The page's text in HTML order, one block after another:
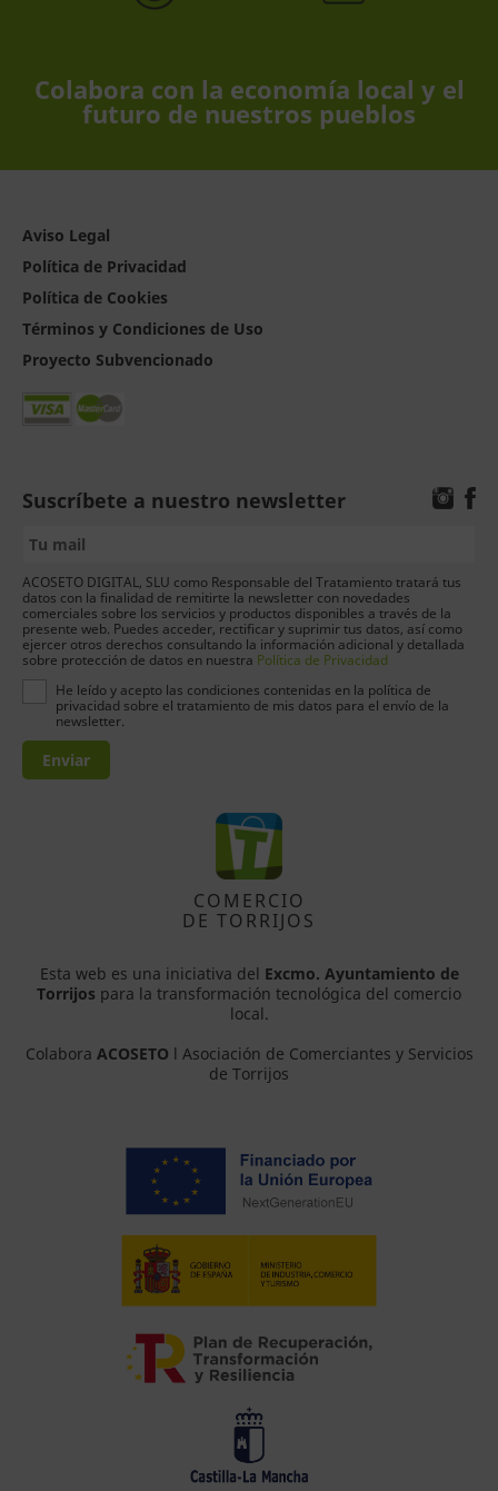
Colabora con la economía local y el
futuro de nuestros pueblos
Aviso Legal
Política de Privacidad
Política de Cookies
Términos y Condiciones de Uso
Proyecto Subvencionado
Suscríbete a nuestro newsletter
ACOSETO DIGITAL, SLU como Responsable del Tratamiento tratará tus
datos con la finalidad de remitirte la newsletter con novedades
comerciales sobre los servicios y productos disponibles a través de la
presente web. Puedes acceder, rectificar y suprimir tus datos, así como
ejercer otros derechos consultando la información adicional y detallada
sobre protección de datos en nuestra Política de Privacidad
He leído y acepto las condiciones contenidas en la política de
privacidad sobre el tratamiento de mis datos para el envío de la
newsletter.
Enviar
COMERCIO
DE TORRIJOS
Esta web es una iniciativa del Excmo. Ayuntamiento de
Torrijos para la transformación tecnológica del comercio
local.
Colabora ACOSETO l Asociación de Comerciantes y Servicios
de Torrijos